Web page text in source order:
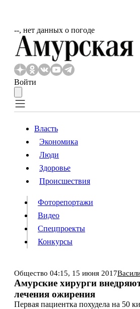
‐‐, нет данных о погоде
Войти
Власть
Происшествия
Видео
Конкурсы
ИнформацияПодпискаРекламаВсе
Власть
Экономика
Люди
Здоровье
Происшествия
Фоторепортажи
Видео
Спецпроекты
Конкурсы
Общество 04:15, 15 июня 2017
Амурские хирурги
лечения ожирения
Первая пациентка похудела на 50